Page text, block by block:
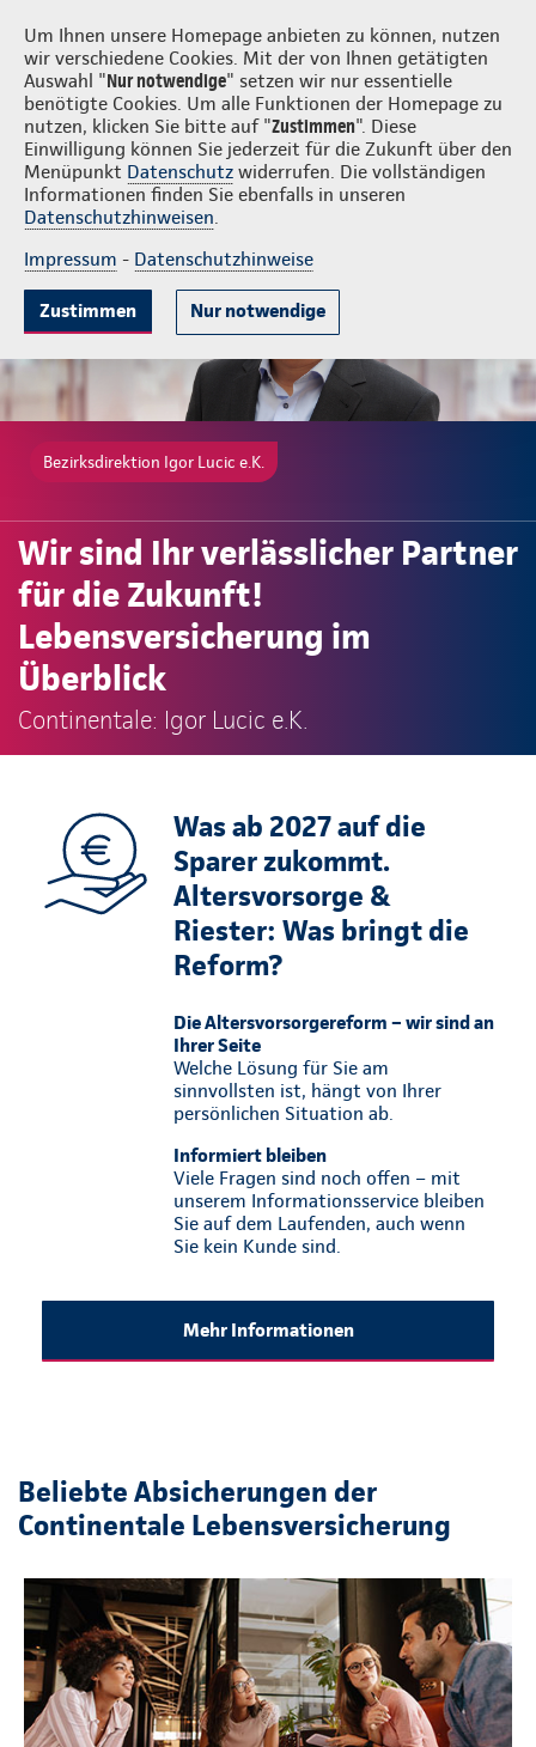
Um Ihnen unsere Homepage anbieten zu können, nutzen
wir verschiedene Cookies. Mit der von Ihnen getätigten
Auswahl "Nur notwendige" setzen wir nur essentielle
benötigte Cookies. Um alle Funktionen der Homepage zu
nutzen, klicken Sie bitte auf "Zustimmen". Diese
Einwilligung können Sie jederzeit für die Zukunft über den
Menüpunkt Datenschutz widerrufen. Die vollständigen
Informationen finden Sie ebenfalls in unseren
Datenschutzhinweisen.
Impressum - Datenschutzhinweise
Zustimmen Nur notwendige
Igor Lucic e.K. Login
Beliebte Produkte Weitere Angebote Beratung & Angebot
Bezirksdirektion Igor Lucic e.K.
Wir sind Ihr verlässlicher Partner
für die Zukunft!
Lebensversicherung im
Überblick
Continentale: Igor Lucic e.K.
Was ab 2027 auf die
Sparer zukommt.
Altersvorsorge &
Riester: Was bringt die
Reform?
Die Altersvorsorgereform – wir sind an
Ihrer Seite
Welche Lösung für Sie am
sinnvollsten ist, hängt von Ihrer
persönlichen Situation ab.
Informiert bleiben
Viele Fragen sind noch offen – mit
unserem Informationsservice bleiben
Sie auf dem Laufenden, auch wenn
Sie kein Kunde sind.
Mehr Informationen
Beliebte Absicherungen der
Continentale Lebensversicherung